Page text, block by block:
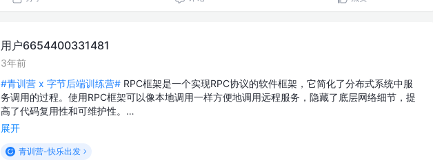
用户6654400331481
3年前
#青训营 x 字节后端训练营# RPC框架是一个实现RPC协议的软件框架，它简化了分布式系统中服
务调用的过程。使用RPC框架可以像本地调用一样方便地调用远程服务，隐藏了底层网络细节，提
高了代码复用性和可维护性。…
展开
青训营-快乐出发